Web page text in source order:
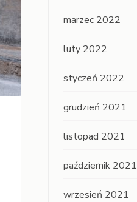
marzec 2022
luty 2022
styczeń 2022
grudzień 2021
listopad 2021
październik 2021
wrzesień 2021